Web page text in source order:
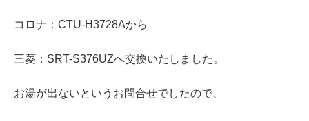
コロナ：CTU-H3728Aから
三菱：SRT-S376UZへ交換いたしました。
お湯が出ないというお問合せでしたので、